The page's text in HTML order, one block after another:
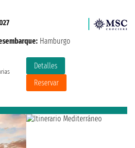
Detalles
Reservar
Hamburgo